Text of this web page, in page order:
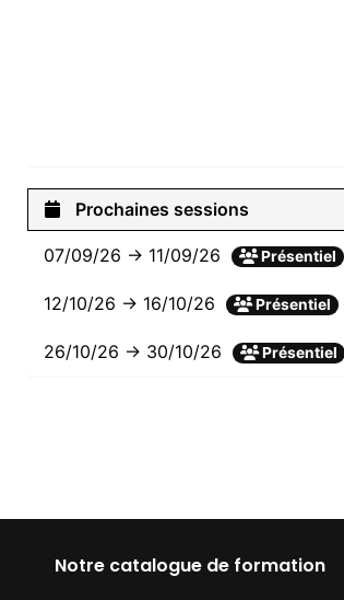
Prochaines sessions
07/09/26 → 11/09/26 Présentiel
12/10/26 → 16/10/26 Présentiel
26/10/26 → 30/10/26 Présentiel
Notre catalogue de formation